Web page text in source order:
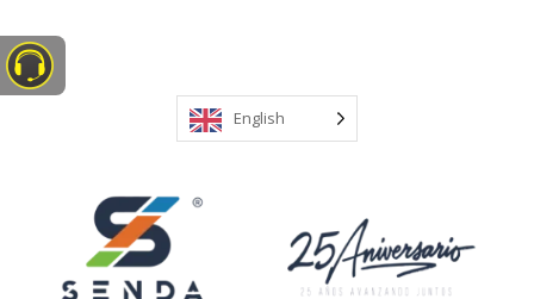
English
FAQ’S
Entradas recientes
Menú día